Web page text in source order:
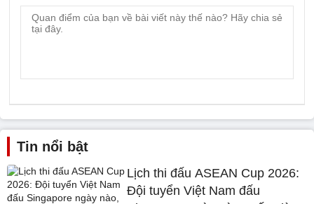
Tin nổi bật
Lịch thi đấu ASEAN Cup 2026:
Đội tuyển Việt Nam đấu